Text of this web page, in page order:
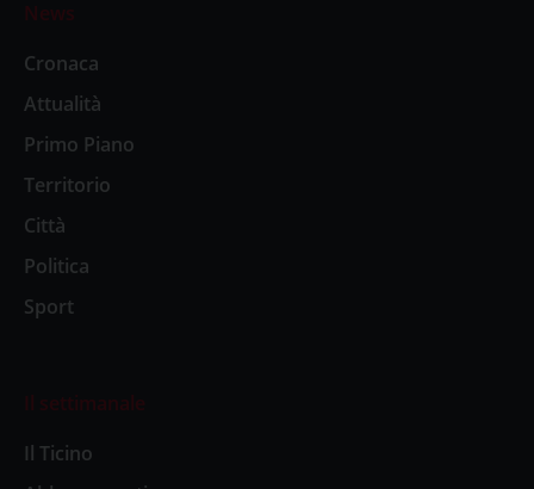
News
Cronaca
Attualità
Primo Piano
Territorio
Città
Politica
Sport
Il settimanale
Il Ticino